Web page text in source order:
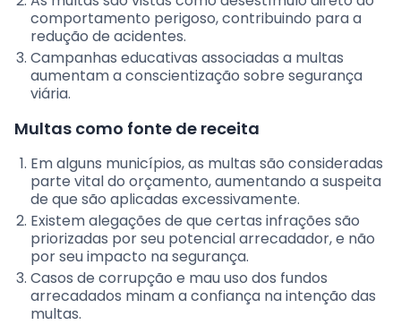
comportamento perigoso, contribuindo para a
redução de acidentes.
Campanhas educativas associadas a multas
aumentam a conscientização sobre segurança
viária.
Multas como fonte de receita
Em alguns municípios, as multas são consideradas
parte vital do orçamento, aumentando a suspeita
de que são aplicadas excessivamente.
Existem alegações de que certas infrações são
priorizadas por seu potencial arrecadador, e não
por seu impacto na segurança.
Casos de corrupção e mau uso dos fundos
arrecadados minam a confiança na intenção das
multas.